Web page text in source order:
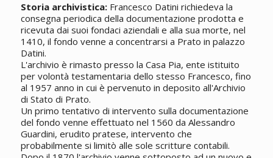
Storia archivistica:Francesco Datini richiedeva la
consegna periodica della documentazione prodotta e
ricevuta dai suoi fondaci aziendali e alla sua morte, nel
1410, il fondo venne a concentrarsi a Prato in palazzo
Datini.
L'archivio è rimasto presso la Casa Pia, ente istituito
per volontà testamentaria dello stesso Francesco, fino
al 1957 anno in cui è pervenuto in deposito all'Archivio
di Stato di Prato.
Un primo tentativo di intervento sulla documentazione
del fondo venne effettuato nel 1560 da Alessandro
Guardini, erudito pratese, intervento che
probabilmente si limitò alle sole scritture contabili.